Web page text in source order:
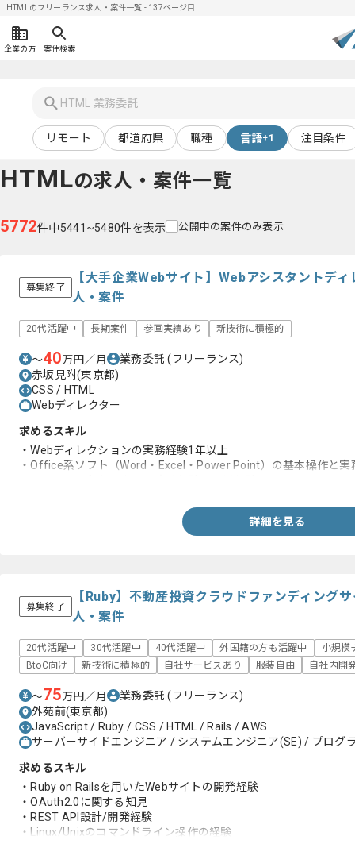
HTMLのフリーランス求人・案件一覧 - 137ページ目
企業の方 案件検索
リモート 都道府県 職種 言語+1 注目条件
HTMLの求人・案件一覧
5772件中5441~5480件を表示 公開中の案件のみ表示
募集終了
【大手企業Webサイト】Webアシスタントデ
人・案件
20代活躍中 長期案件 参画実績あり 新技術に積極的
〜40万円／月 業務委託(フリーランス)
赤坂見附(東京都)
CSS / HTML
Webディレクター
求めるスキル
・Webディレクションの実務経験1年以上
・Office系ソフト（Word・Excel・Power Point）の基本操作と実
詳細を見る
募集終了
【Ruby】不動産投資クラウドファンディング
人・案件
20代活躍中 30代活躍中 40代活躍中 外国籍の方も活躍中
小規模
BtoC向け
新技術に積極的 自社サービスあり 服装自由 自社内開
〜75万円／月 業務委託(フリーランス)
外苑前(東京都)
JavaScript / Ruby / CSS / HTML / Rails / AWS
サーバーサイドエンジニア / システムエンジニア(SE) / プログ
求めるスキル
・Ruby on Railsを用いたWebサイトの開発経験
・OAuth2.0に関する知見
・REST API設計/開発経験
・Linux/Unixのコマンドライン操作の経験